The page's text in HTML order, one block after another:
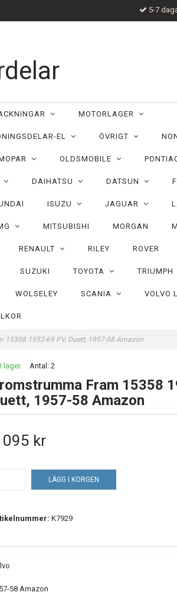
5-7
MOTORLAGER
EL ÖVRIGT
OLDSMOBILE
DAIHATSU DATSUN
ISUZU JAGUAR
MITSUBISHI MORGAN
RENAULT RILEY ROVER
SUZUKI TOYOTA TRIUMPH
WOLSELEY SCANIA VOLVO
15358 1952-69 PV, Duett, 1957-58 Amazon
I lager. Antal: 2
Fram 15358
1957-58 Amazon
095 kr
LÄGG I KORGEN
K7929
58 Amazon